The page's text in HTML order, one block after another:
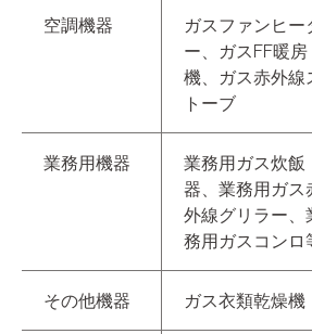
空調機器
ガスファンヒー
ー、ガスFF暖房
機、ガス赤外線
トーブ
業務用機器
業務用ガス炊飯
器、業務用ガス
外線グリラー、
務用ガスコンロ
その他機器 ガス衣類乾燥機